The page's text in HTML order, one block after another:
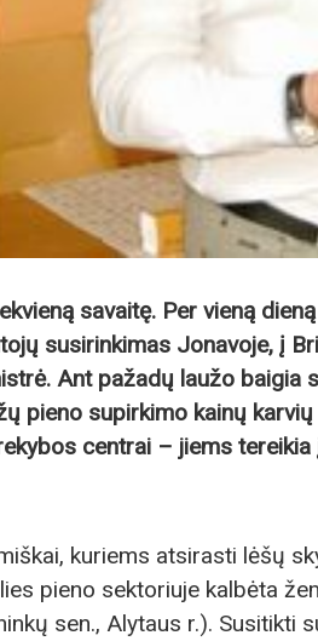
sa­vaitę. Per vieną dieną
susirinkimas Jonavoje, į
Ant pažadų laužo baigia
pieno supirkimo kainų
centrai – jiems
kuriems atsirasti lėšų
pieno sektoriuje kalbėta
sen., Alytaus r.). Susitikti